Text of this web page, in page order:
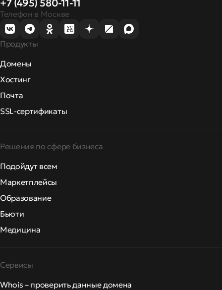
+7 (495) 580-11-11
Телефон в Москве
Продукты
Домены
Хостинг
Почта
SSL-сертификаты
Решения по сфере бизнеса
Подойдут всем
Маркетплейсы
Образование
Бьюти
Медицина
Сервисы
Whois – проверить данные домена